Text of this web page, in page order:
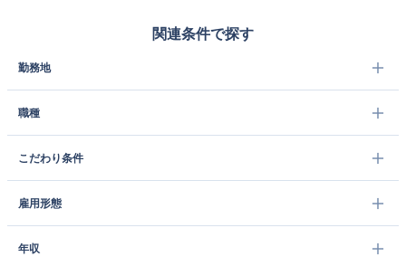
関連条件で探す
勤務地
職種
こだわり条件
雇用形態
年収